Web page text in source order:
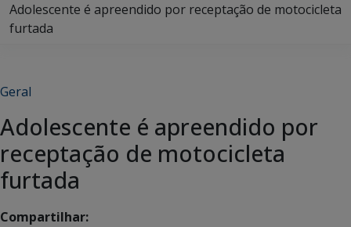
Adolescente é apreendido por receptação de motocicleta
furtada
Geral
Adolescente é apreendido por
receptação de motocicleta
furtada
Compartilhar: